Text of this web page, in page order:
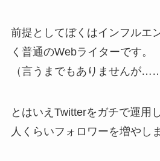
前提としてぼくはインフルエ
く普通のWebライターです。
（言うまでもありませんが……
とはいえTwitterをガチで運用
人くらいフォロワーを増やし